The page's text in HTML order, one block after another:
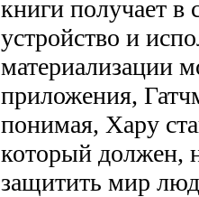
книги получает в
устройство и
материализации
приложения,
понимая, Хару
который должен,
защитить мир